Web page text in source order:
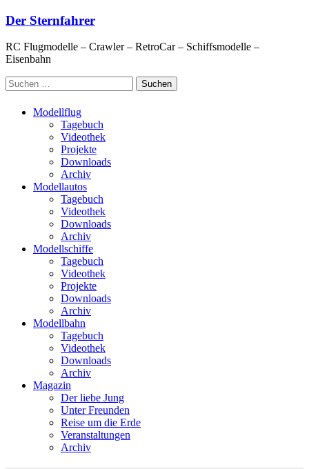
Zum
springen
Der Sternfahrer
RC Flugmodelle – Crawler – RetroCar – Schiffsmodelle –
Eisenbahn
Suchen
nach:
Modellflug
Tagebuch
Videothek
Projekte
Downloads
Archiv
Modellautos
Tagebuch
Videothek
Downloads
Archiv
Modellschiffe
Tagebuch
Videothek
Projekte
Downloads
Archiv
Modellbahn
Tagebuch
Videothek
Downloads
Archiv
Magazin
Der liebe Jung
Unter Freunden
Reise um die Erde
Veranstaltungen
Archiv